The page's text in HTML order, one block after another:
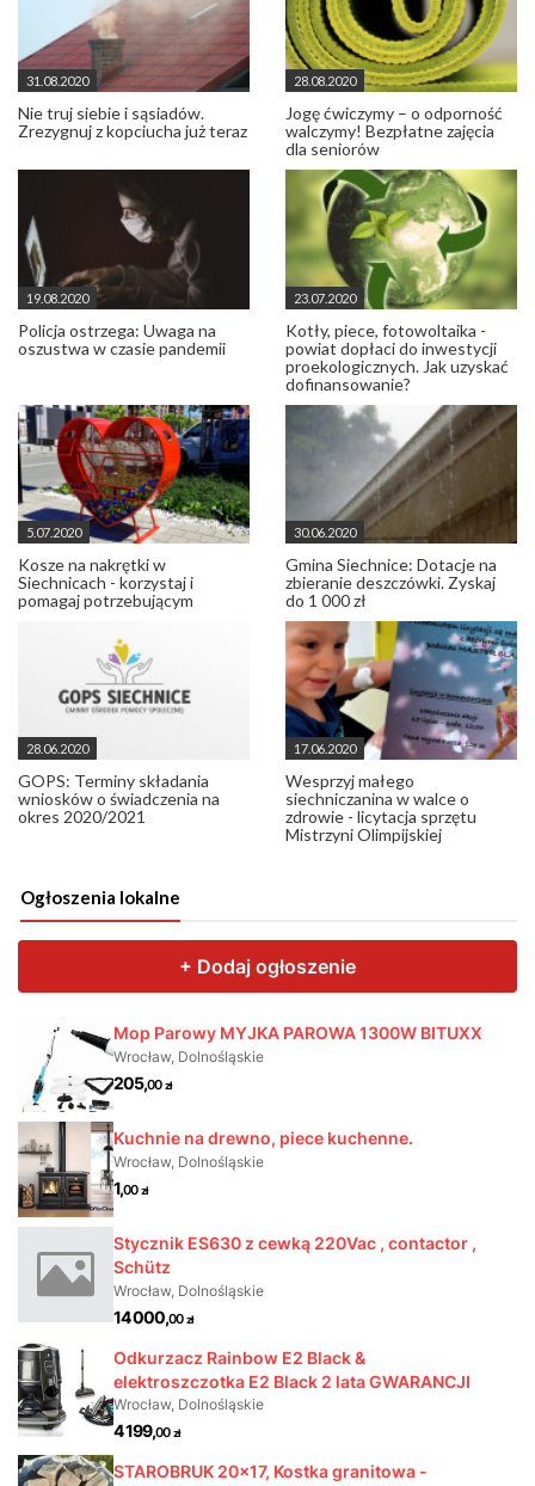
31.08.2020
Nie truj siebie i sąsiadów.
Zrezygnuj z kopciucha już teraz
28.08.2020
Jogę ćwiczymy – o odporność
walczymy! Bezpłatne zajęcia
dla seniorów
19.08.2020
Policja ostrzega: Uwaga na
oszustwa w czasie pandemii
23.07.2020
Kotły, piece, fotowoltaika -
powiat dopłaci do inwestycji
proekologicznych. Jak uzyskać
dofinansowanie?
5.07.2020
Kosze na nakrętki w
Siechnicach - korzystaj i
pomagaj potrzebującym
30.06.2020
Gmina Siechnice: Dotacje na
zbieranie deszczówki. Zyskaj
do 1 000 zł
28.06.2020
GOPS: Terminy składania
wniosków o świadczenia na
okres 2020/2021
17.06.2020
Wesprzyj małego
siechniczanina w walce o
zdrowie - licytacja sprzętu
Mistrzyni Olimpijskiej
Ogłoszenia lokalne